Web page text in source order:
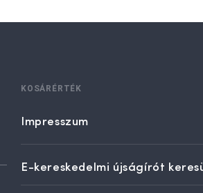
KOSÁRÉRTÉK
Impresszum
E-kereskedelmi újságírót